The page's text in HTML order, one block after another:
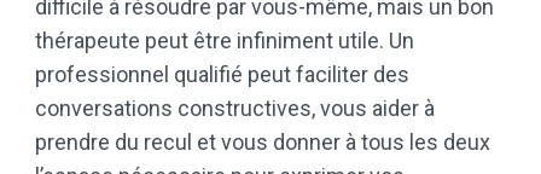
difficile à résoudre par vous-même, mais un bon
thérapeute peut être infiniment utile. Un
professionnel qualifié peut faciliter des
conversations constructives, vous aider à
prendre du recul et vous donner à tous les deux